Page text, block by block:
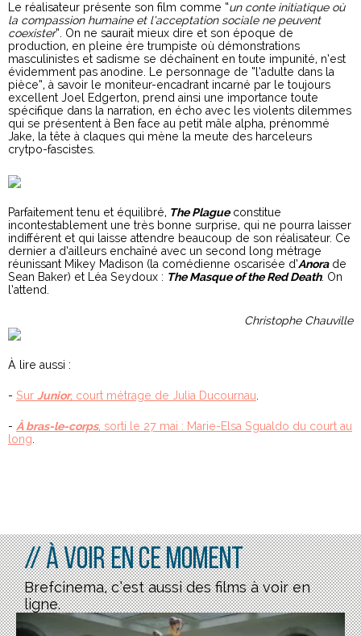
Le réalisateur présente son film comme “un conte initiatique où
la compassion humaine et l’acceptation sociale ne peuvent
coexister”. On ne saurait mieux dire et son époque de
production, en pleine ère trumpiste où démonstrations
masculinistes et sadisme se déchaînent en toute impunité, n’est
évidemment pas anodine. Le personnage de “l’adulte dans la
pièce”, à savoir le moniteur-encadrant incarné par le toujours
excellent Joel Edgerton, prend ainsi une importance toute
spécifique dans la narration, en écho avec les violents dilemmes
qui se présentent à Ben face au petit mâle alpha, prénommé
Jake, la tête à claques qui mène la meute des harceleurs
crytpo-fascistes.
Parfaitement tenu et équilibré, The Plagueconstitue
incontestablement une très bonne surprise, qui ne pourra laisser
indifférent et qui laisse attendre beaucoup de son réalisateur. Ce
dernier a d’ailleurs enchaîné avec un second long métrage
réunissant Mikey Madison (la comédienne oscarisée d’Anorade
Sean Baker) et Léa Seydoux : The Masque of the Red Death. On
l’attend.
Christophe Chauville
À lire aussi :
- Sur Junior, court métrage de Julia Ducournau
- À bras-le-corps, sorti le 27 mai : Marie-Elsa Sgualdo du court au
long
// À voir en ce moment
Brefcinema, c’est aussi des films à voir en
ligne.